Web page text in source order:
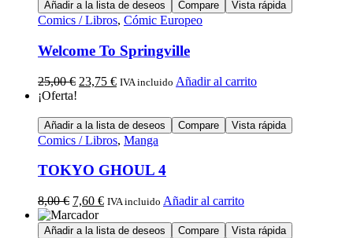
Añadir a la lista de deseos Compare Vista rápida
Comics / Libros, Cómic Europeo
Welcome To Springville
25,00€ 23,75 € IVA incluido Añadir al carrito
¡Oferta!
Añadir a la lista de deseos Compare Vista rápida
Comics / Libros, Manga
TOKYO GHOUL 4
8,00€ 7,60 € IVA incluido Añadir al carrito
Añadir a la lista de deseos Compare Vista rápida